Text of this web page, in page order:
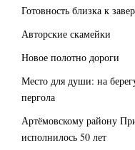
Готовность близка к
Авторские скамейки
Новое полотно дороги
Место для души: на
пергола
Артёмовскому району
исполнилось 50 лет